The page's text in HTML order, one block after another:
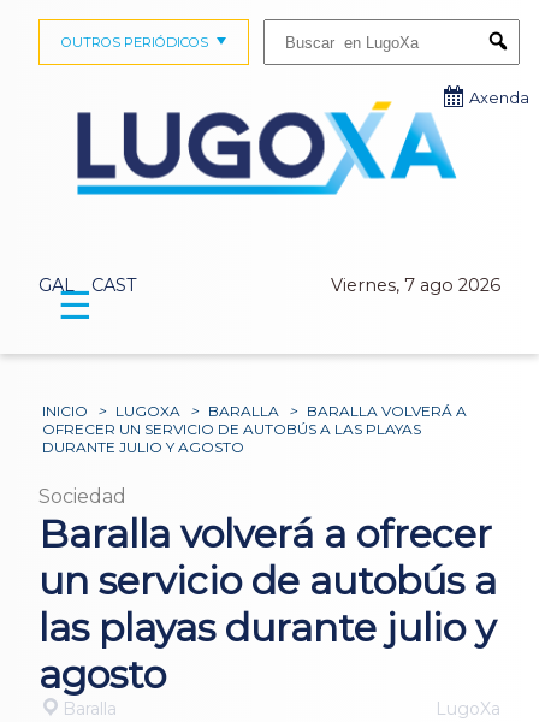
GAL CAST Viernes, 7 ago 2026
OUTROS PERIÓDICOS
Axenda
☰
INICIO > LUGOXA > BARALLA > BARALLA VOLVERÁ A
OFRECER UN SERVICIO DE AUTOBÚS A LAS PLAYAS
DURANTE JULIO Y AGOSTO
Sociedad
Baralla volverá a ofrecer
un servicio de autobús a
las playas durante julio y
agosto
Baralla LugoXa